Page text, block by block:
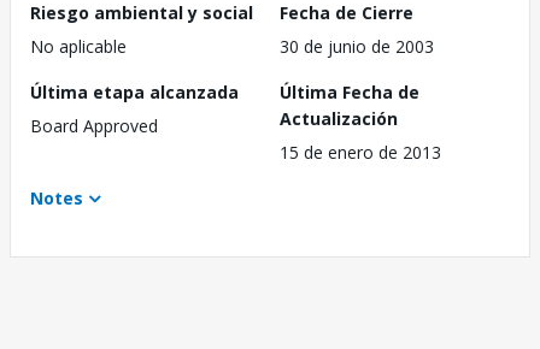
Riesgo ambiental y social
No aplicable
Fecha de Cierre
30 de junio de 2003
Última etapa alcanzada
Board Approved
Última Fecha de
Actualización
15 de enero de 2013
Notes